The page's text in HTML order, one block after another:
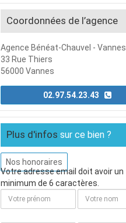
Coordonnées de l’agence
Agence Bénéat-Chauvel - Vannes
33 Rue Thiers
56000 Vannes
02.97.54.23.43
Plus d'infos sur ce bien ?
Nos honoraires
Votre adresse email doit avoir un
minimum de 6 caractères.